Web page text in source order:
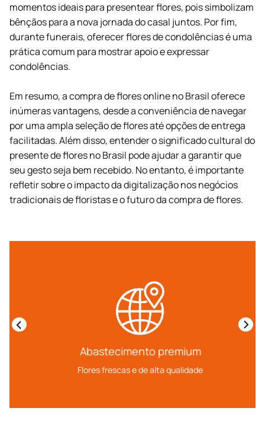
momentos ideais para presentear flores, pois simbolizam
bênçãos para a nova jornada do casal juntos. Por fim,
durante funerais, oferecer flores de condolências é uma
prática comum para mostrar apoio e expressar
condolências.
Em resumo, a compra de flores online no Brasil oferece
inúmeras vantagens, desde a conveniência de navegar
por uma ampla seleção de flores até opções de entrega
facilitadas. Além disso, entender o significado cultural do
presente de flores no Brasil pode ajudar a garantir que
seu gesto seja bem recebido. No entanto, é importante
refletir sobre o impacto da digitalização nos negócios
tradicionais de floristas e o futuro da compra de flores.
Abastecimento premium
Flores frescas e de alta qualidade